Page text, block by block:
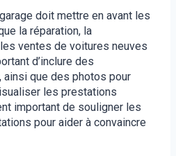
doit mettre en avant les
la réparation, la
ventes de voitures neuves
d’inclure des
que des photos pour
les prestations
important de souligner les
pour aider à convaincre